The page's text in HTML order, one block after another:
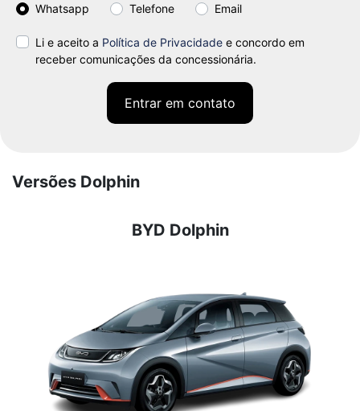
Whatsapp
Telefone Email
Li e aceito a Política de Privacidade e concordo em
receber comunicações da concessionária.
Entrar em contato
Versões Dolphin
BYD Dolphin